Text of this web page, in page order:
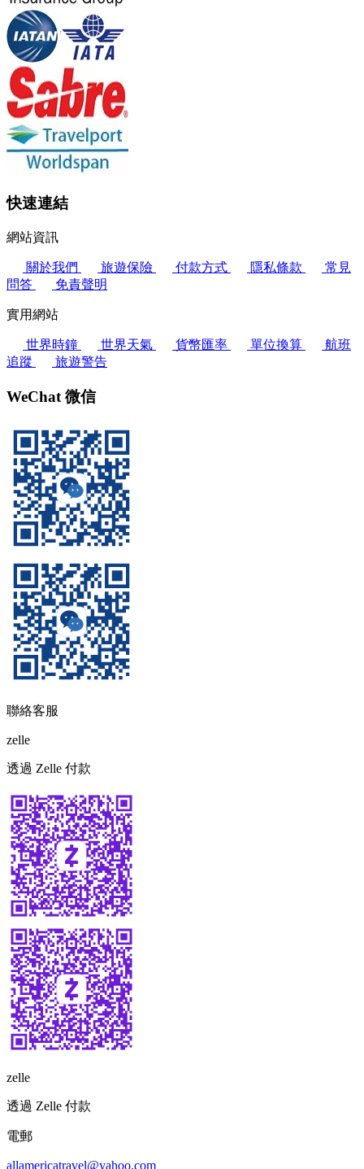
快速連結
網站資訊
關於我們 旅遊保險 付款方式 隱私條款
常見
問答
免責聲明
實用網站
世界時鐘 世界天氣 貨幣匯率 單位換算
航班
追蹤
旅遊警告
WeChat 微信
聯絡客服
zelle
透過 Zelle 付款
zelle
透過 Zelle 付款
電郵
allamericatravel@yahoo.com